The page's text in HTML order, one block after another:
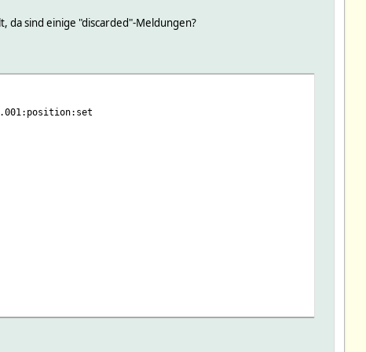
da sind einige "discarded"-Meldungen?